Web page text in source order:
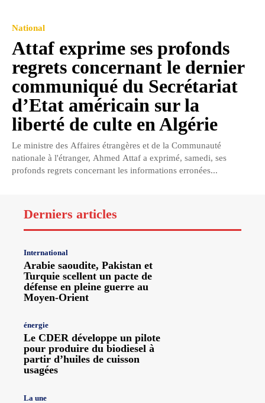
National
Attaf exprime ses profonds
regrets concernant le dernier
communiqué du Secrétariat
d’Etat américain sur la
liberté de culte en Algérie
Le ministre des Affaires étrangères et de la Communauté
nationale à l'étranger, Ahmed Attaf a exprimé, samedi, ses
profonds regrets concernant les informations erronées...
Derniers articles
International
Arabie saoudite, Pakistan et
Turquie scellent un pacte de
défense en pleine guerre au
Moyen-Orient
énergie
Le CDER développe un pilote
pour produire du biodiesel à
partir d’huiles de cuisson
usagées
La une